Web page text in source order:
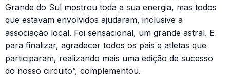
Grande do Sul mostrou toda a sua energia, mas todos
que estavam envolvidos ajudaram, inclusive a
associação local. Foi sensacional, um grande astral. E
para finalizar, agradecer todos os pais e atletas que
participaram, realizando mais uma edição de sucesso
do nosso circuito”, complementou.